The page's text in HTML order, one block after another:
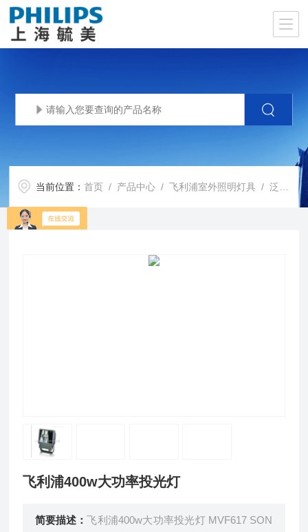
当前位置：首页 / 产品中心 /飞利浦室外照明灯具 /泛光灯 /
飞利浦400w大功率投光灯
简要描述：飞利浦400w大功率投光灯 MVF617 SON